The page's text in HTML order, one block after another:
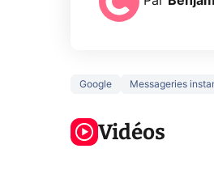
Google Messageries
Vidéos
3 écrans en 1
Voici L'AOC
CQ32G4ZA !